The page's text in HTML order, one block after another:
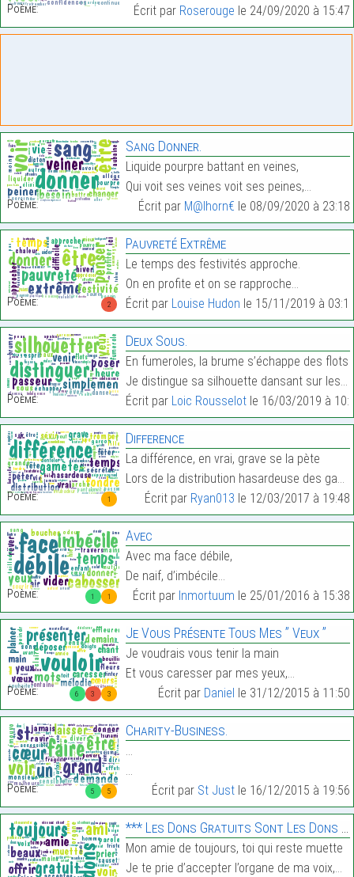
Poème: Écrit par Roserouge le 24/09/2020 à 15:47
Poème:
Sang Donner.
Liquide pourpre battant en veines,
Qui voit ses veines voit ses peines,…
Écrit par M@lhorn€ le 08/09/2020 à 23:18
2
Poème:
Pauvreté Extrême
Le temps des festivités approche.
On en profite et on se rapproche…
Écrit par Louise Hudon le 15/11/2019 à
Poème:
Deux Sous.
En fumeroles, la brume s’échappe des flots
Je distingue sa silhouette dansant sur les eaux…
Écrit par Loic Rousselotle 16/03/2019 à
1
Poème:
Difference
La différence, en vrai, grave se la pète
Lors de la distribution hasardeuse des gamètes…
Écrit par Ryan013 le 12/03/2017 à 19:48
1 1
Poème:
Avec
Avec ma face débile,
De naif, d’imbécile…
Écrit par Inmortuum le 25/01/2016 à 15:38
6 3 3
Poème:
Je Vous Présente Tous Mes ’’ Veux ’’
Je voudrais vous tenir la main
Et vous caresser par mes yeux,…
Écrit par Daniel le 31/12/2015 à 11:50
5 5
Poème:
Charity-Business.
…
…
Écrit par St Justle 16/12/2015 à 19:56
*** Les Dons Gratuits Sont Les Dons Les Plus Beaux **
Mon amie de toujours, toi qui reste muette
Je te prie d’accepter l’organe de ma voix,…